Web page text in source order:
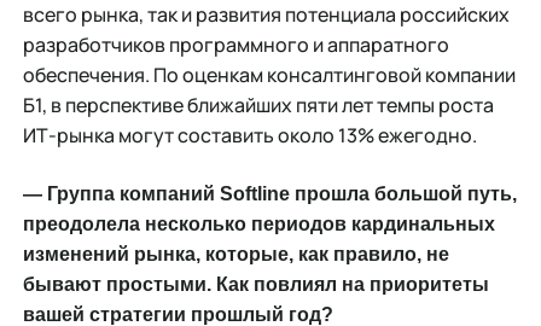
всего рынка, так и развития потенциала российских
разработчиков программного и аппаратного
обеспечения. По оценкам консалтинговой компании
Б1, в перспективе ближайших пяти лет темпы роста
ИТ-рынка могут составить около 13% ежегодно.
— Группа компаний Softline прошла большой путь,
преодолела несколько периодов кардинальных
изменений рынка, которые, как правило, не
бывают простыми. Как повлиял на приоритеты
вашей стратегии прошлый год?